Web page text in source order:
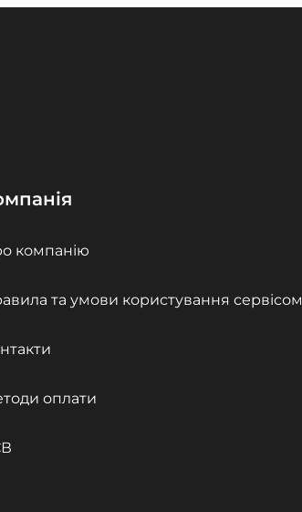
компанію
та умови користування сервісом
оплати